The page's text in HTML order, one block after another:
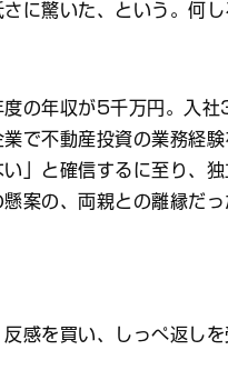
に驚いた、という。何
の年収が5千万円。入社
で不動産投資の業務経
」と確信するに至り、
案の、両親との離縁だっ
感を買い、しっぺ返しを